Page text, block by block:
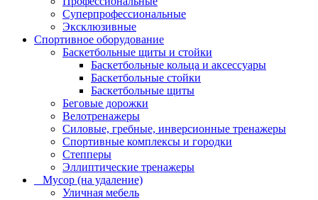
Суперпрофессиональные
Эксклюзивные
Спортивное оборудование
Баскетбольные щиты и стойки
Баскетбольные кольца и аксессуары
Баскетбольные стойки
Баскетбольные щиты
Беговые дорожки
Велотренажеры
Силовые, гребные, инверсионные тренажеры
Спортивные комплексы и городки
Степперы
Эллиптические тренажеры
_ Мусор (на удаление)
Уличная мебель